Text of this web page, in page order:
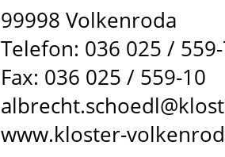
99998 Volkenroda
Telefon: 036 025 /
Fax: 036 025 / 559-10
www.kloster-